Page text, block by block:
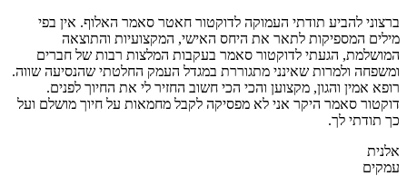
ברצוני להביע תודתי העמוקה לדוקטור חאטר סאמר האלוף. אין בפי
מילים המספיקות לתאר את היחס האישי, המקצועיות והתוצאה
המושלמת, הגעתי לדוקטור סאמר בעקבות המלצות רבות של חברים
ומשפחה ולמרות שאינני מתגוררת במגדל העמק החלטתי שהנסיעה שווה.
רופא אמין והגון, מקצוען והכי הכי חשוב החזיר לי את החיוך לפנים.
דוקטור סאמר היקר אני לא מפסיקה לקבל מחמאות על חיוך מושלם ועל
כך תודתי לך.
אלנית
עמקים